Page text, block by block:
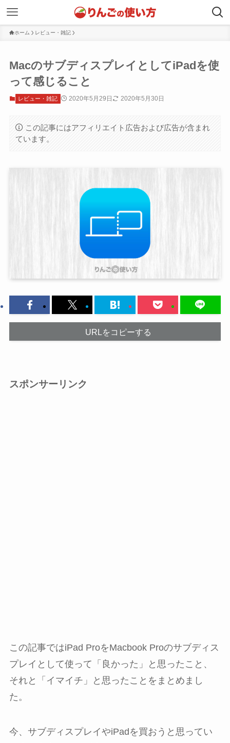
ホーム レビュー・雑記
MacのサブディスプレイとしてiPadを使
って感じること
レビュー・雑記 2020年5月29日 2020年5月30日
この記事にはアフィリエイト広告および広告が含まれ
ています。
URLをコピーする
スポンサーリンク
この記事ではiPad ProをMacbook Proのサブディス
プレイとして使って「良かった」と思ったこと、
それと「イマイチ」と思ったことをまとめまし
た。
今、サブディスプレイやiPadを買おうと思ってい